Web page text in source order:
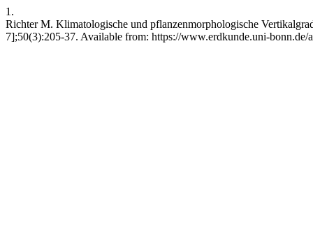
1.
Richter M. Klimatologische und pflanzenmorphologische
7];50(3):205-37. Available from: https://www.erdkunde.uni-bonn.de/